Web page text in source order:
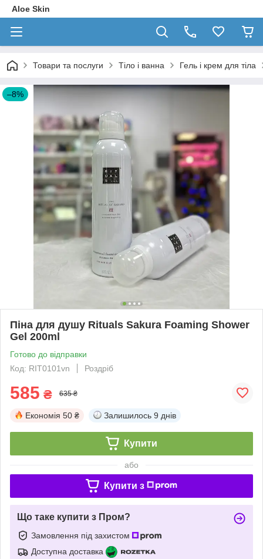
Aloe Skin
Товари та послуги Тіло і ванна Гель і крем для тіла
–8%
Піна для душу Rituals Sakura Foaming Shower
Gel 200ml
Готово до відправки
Код: RIT0101vn
Роздріб
585 ₴ 635 ₴
Економія 50 ₴ Залишилось 9 днів
Купити
або
Купити з
Що таке купити з Пром?
Замовлення під захистом
Доступна доставка